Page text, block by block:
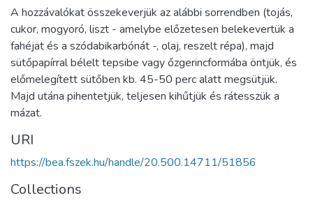
A hozzávalókat összekeverjük az alábbi sorrendben (tojás,
cukor, mogyoró, liszt - amelybe előzetesen belekevertük a
fahéjat és a szódabikarbónát -, olaj, reszelt répa), majd
sütőpapírral bélelt tepsibe vagy őzgerincformába öntjük, és
előmelegített sütőben kb. 45-50 perc alatt megsütjük.
Majd utána pihentetjük, teljesen kihűtjük és rátesszük a
mázat.
URI
https://bea.fszek.hu/handle/20.500.14711/51856
Collections